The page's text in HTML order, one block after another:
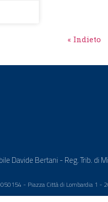
« Indieto
Davide Bertani - Reg. Trib. di
- Piazza Città di Lombardia 1 -